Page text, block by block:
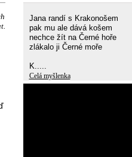
Jana randí s Krakonošem
pak mu ale dává košem
nechce žít na Černé hoře
zlákalo ji Černé moře
K.....
Celá myšlenka